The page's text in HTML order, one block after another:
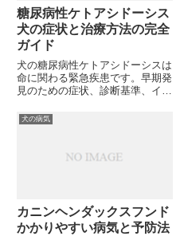
糖尿病性ケトアシドーシス
犬の症状と治療方法の完全
ガイド
犬の糖尿病性ケトアシドーシスは
命に関わる緊急疾患です。早期発
見のための症状、診断基準、イン
獣医療従事者向けに詳しく解説し
ます。適切な治療により予後は改
犬の病気
カニンヘンダックスフンド
かかりやすい病気と予防法